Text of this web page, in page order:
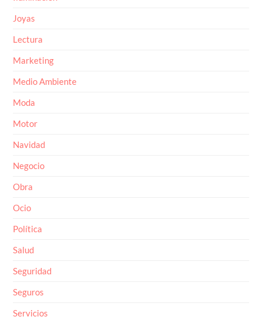
Joyas
Lectura
Marketing
Medio Ambiente
Moda
Motor
Navidad
Negocio
Obra
Ocio
Política
Salud
Seguridad
Seguros
Servicios